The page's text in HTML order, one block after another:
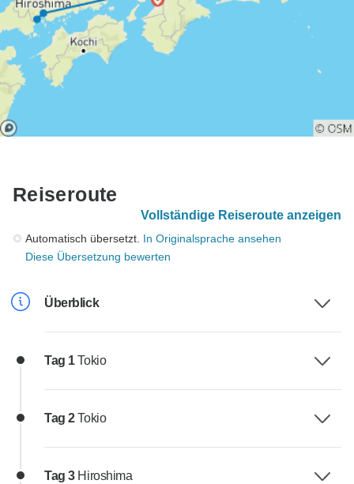
Reiseroute
Vollständige Reiseroute anzeigen
Automatisch übersetzt. In Originalsprache ansehen
Diese Übersetzung bewerten
Überblick
Tag 1Tokio
Tag 2Tokio
Tag 3 Hiroshima